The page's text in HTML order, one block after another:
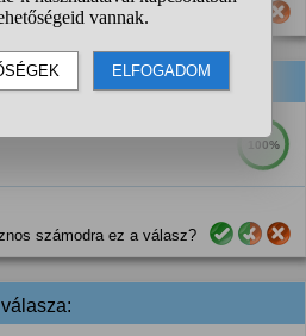
számodra ez a válasz?
100%
magázódunk amúgy.
számodra ez a válasz?
válasza: